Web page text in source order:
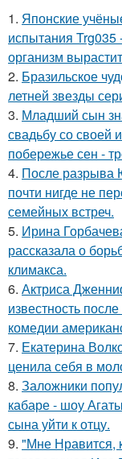
1. Японские
испытания Trg035
организм
2. Бразильское
летней звезды
3. Младший сын
свадьбу со своей
побережье сен -
4. После разрыва
почти нигде не
семейных встреч.
5. Ирина
рассказала о
климакса.
6. Актриса
известность
комедии
7. Екатерина
ценила себя в
8. Заложники
кабаре - шоу
сына уйти к отцу.
9. "Мне Нравится,